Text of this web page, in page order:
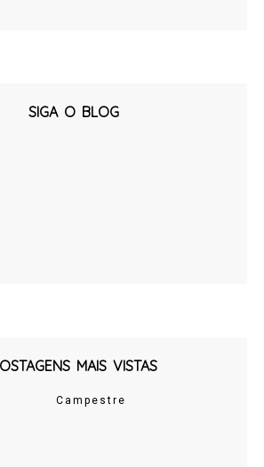
SIGA O BLOG
MAIS VISTAS
Campestre